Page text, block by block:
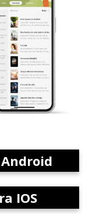
IOS